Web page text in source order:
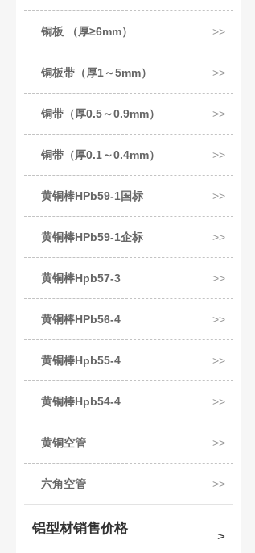
铜板 （厚≥6mm）
铜板带（厚1～5mm）
铜带（厚0.5～0.9mm）
铜带（厚0.1～0.4mm）
黄铜棒HPb59-1国标
黄铜棒HPb59-1企标
黄铜棒Hpb57-3
黄铜棒HPb56-4
黄铜棒Hpb55-4
黄铜棒Hpb54-4
黄铜空管
六角空管
铝型材销售价格